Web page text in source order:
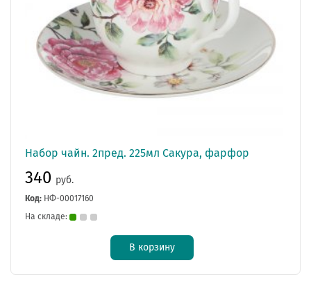
Набор чайн. 2пред. 225мл Сакура, фарфор
340 руб.
Код: НФ-00017160
На складе:
В корзину